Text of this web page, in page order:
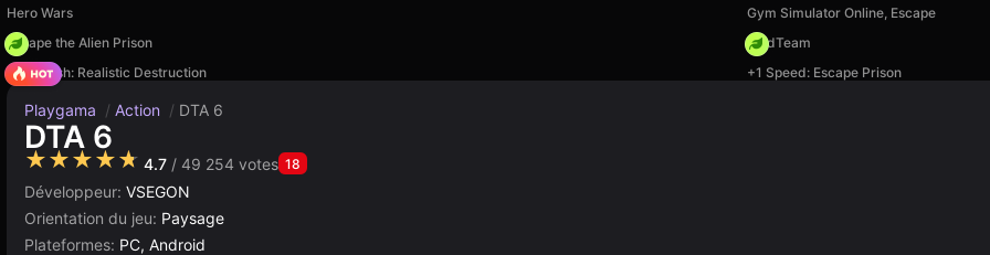
Hero Wars
Gym Simulator Online, Escape
Escape the Alien Prison
MadTeam
Car Crush: Realistic Destruction
+1 Speed: Escape Prison
Playgama / Action / DTA 6
DTA 6
★★★★★ 4.7 / 49 254 votes 18
Développeur: VSEGON
Orientation du jeu: Paysage
Plateformes: PC, Android